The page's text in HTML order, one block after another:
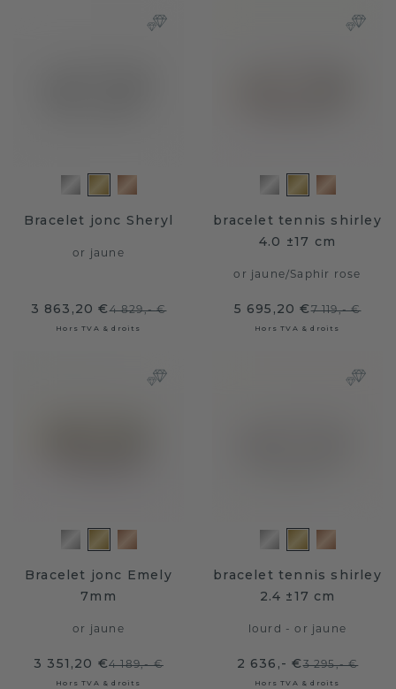
Bracelet jonc Sheryl
or jaune
3 863,20 €4 829,- €
Hors TVA & droits
bracelet tennis shirley
4.0 ±17 cm
or jaune/Saphir rose
5 695,20 €7 119,- €
Hors TVA & droits
Bracelet jonc Emely
7mm
or jaune
3 351,20 €4 189,- €
Hors TVA & droits
bracelet tennis shirley
2.4 ±17 cm
lourd - or jaune
2 636,- €3 295,- €
Hors TVA & droits